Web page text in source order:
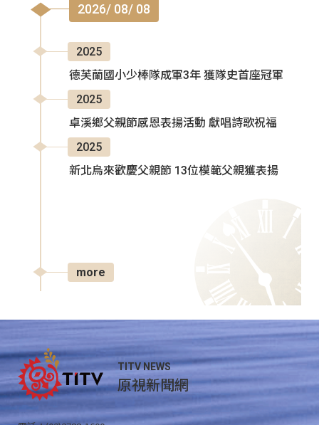
2026/ 08/ 08
2025
德芙蘭國小少棒隊成軍3年 獲隊史首座冠軍
2025
卓溪鄉父親節感恩表揚活動 獻唱詩歌祝福
2025
新北烏來歡慶父親節 13位模範父親獲表揚
more
TITV NEWS
原視新聞網